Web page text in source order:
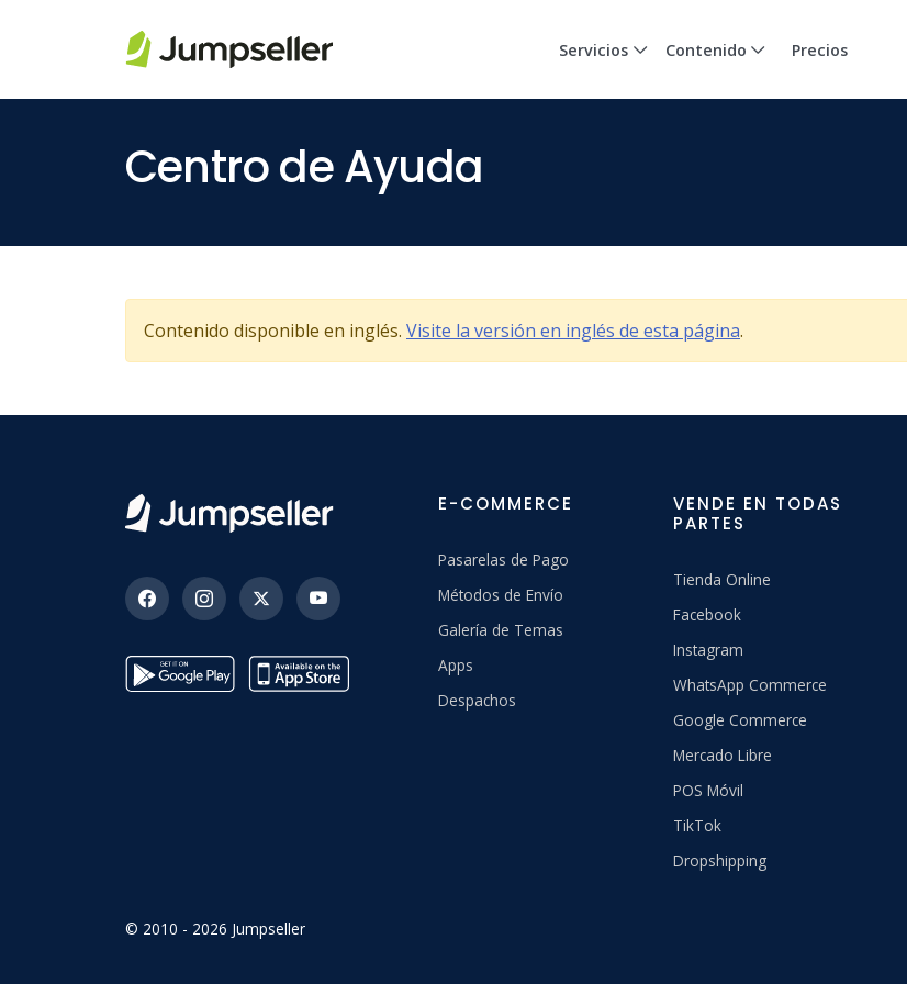
Saltar al contenido principal
Servicios Contenido Precios
Centro de Ayuda
Contenido disponible en inglés. Visite la versión en inglés de esta página.
E-COMMERCE
Pasarelas de Pago
Métodos de Envío
Galería de Temas
Apps
Despachos
VENDE EN TODAS
PARTES
Tienda Online
Facebook
Instagram
WhatsApp Commerce
Google Commerce
Mercado Libre
POS Móvil
TikTok
Dropshipping
© 2010 - 2026 Jumpseller